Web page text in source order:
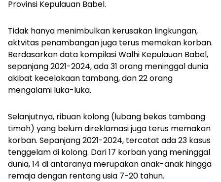
Provinsi Kepulauan Babel.
Tidak hanya menimbulkan kerusakan lingkungan,
aktvitas penambangan juga terus memakan korban.
Berdasarkan data kompilasi Walhi Kepulauan Babel,
sepanjang 2021-2024, ada 31 orang meninggal dunia
akibat kecelakaan tambang, dan 22 orang
mengalami luka-luka.
Selanjutnya, ribuan kolong (lubang bekas tambang
timah) yang belum direklamasi juga terus memakan
korban. Sepanjang 2021-2024, tercatat ada 23 kasus
tenggelam di kolong. Dari 17 korban yang meninggal
dunia, 14 di antaranya merupakan anak-anak hingga
remaja dengan rentang usia 7-20 tahun.